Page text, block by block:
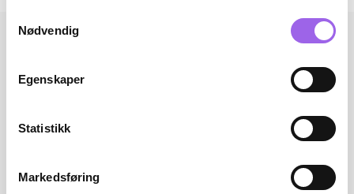
Nødvendig
Egenskaper
Statistikk
Markedsføring